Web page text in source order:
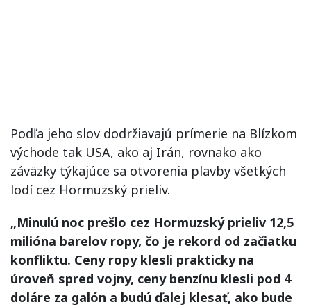
Podľa jeho slov dodržiavajú prímerie na Blízkom
východe tak USA, ako aj Irán, rovnako ako
záväzky týkajúce sa otvorenia plavby všetkých
lodí cez Hormuzský prieliv.
„Minulú noc prešlo cez Hormuzský prieliv 12,5
milióna barelov ropy, čo je rekord od začiatku
konfliktu. Ceny ropy klesli prakticky na
úroveň spred vojny, ceny benzínu klesli pod 4
doláre za galón a budú ďalej klesať, ako bude